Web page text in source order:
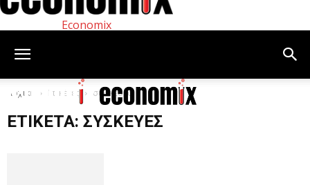
Economix
Αρχική Ετικέτες συσκευές
ΕΤΙΚΈΤΑ: ΣΥΣΚΕΥΈΣ